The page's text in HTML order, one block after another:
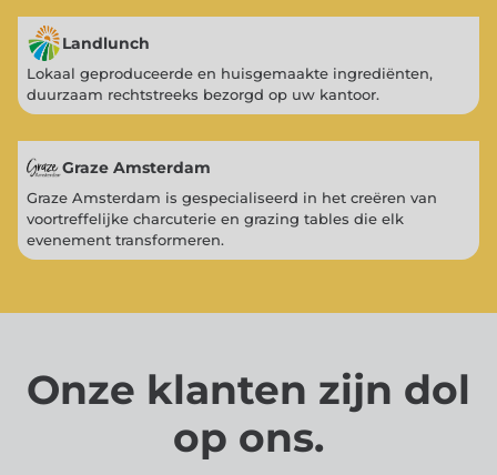
Landlunch
Lokaal geproduceerde en huisgemaakte ingrediënten,
duurzaam rechtstreeks bezorgd op uw kantoor.
Graze Amsterdam
Graze Amsterdam is gespecialiseerd in het creëren van
voortreffelijke charcuterie en grazing tables die elk
evenement transformeren.
Onze klanten zijn dol
op ons.